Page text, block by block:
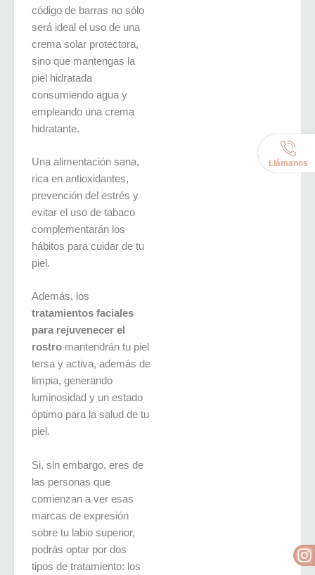
código de barras no sólo
será ideal el uso de una
crema solar protectora,
sino que mantengas la
piel hidratada
consumiendo agua y
empleando una crema
hidratante.
Una alimentación sana,
rica en antioxidantes,
prevención del estrés y
evitar el uso de tabaco
complementarán los
hábitos para cuidar de tu
piel.
Además, los
tratamientos faciales
para rejuvenecer el
rostro mantendrán tu piel
tersa y activa, además de
limpia, generando
luminosidad y un estado
óptimo para la salud de tu
piel.
Si, sin embargo, eres de
las personas que
comienzan a ver esas
marcas de expresión
sobre tu labio superior,
podrás optar por dos
tipos de tratamiento: los
Llámanos